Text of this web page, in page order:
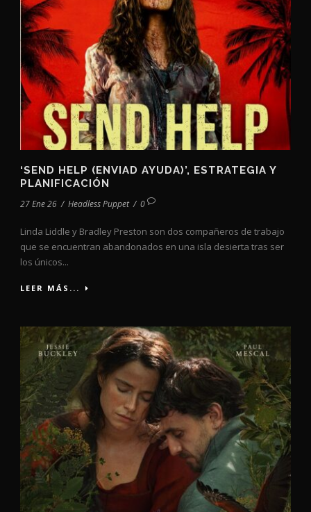
‘SEND HELP (ENVIAD AYUDA)’, ESTRATEGIA Y
PLANIFICACIÓN
27 Ene 26 / Headless Puppet / 0
Linda Liddle y Bradley Preston son dos compañeros de trabajo
que se encuentran abandonados en una isla desierta tras ser
los únicos...
LEER MÁS...